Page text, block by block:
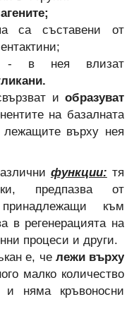
съставени от
в нея влизат
и образуват
на базалната
върху нея
функции: тя
предпазва от
към
в регенерацията на
процеси и други.
е, че лежи върху
малко количество
и няма кръвоносни